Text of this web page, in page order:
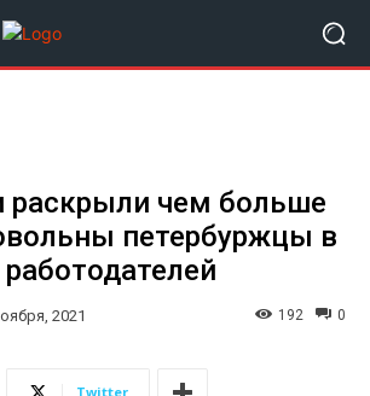
раскрыли чем больше
петербуржцы в
2021 0
192
Twitter